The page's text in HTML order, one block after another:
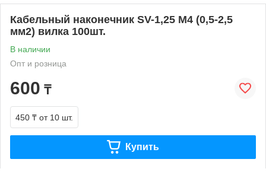
Кабельный наконечник SV-1,25 М4 (0,5-2,5
мм2) вилка 100шт.
В наличии
Опт и розница
600 ₸
450 ₸ от 10 шт.
Купить